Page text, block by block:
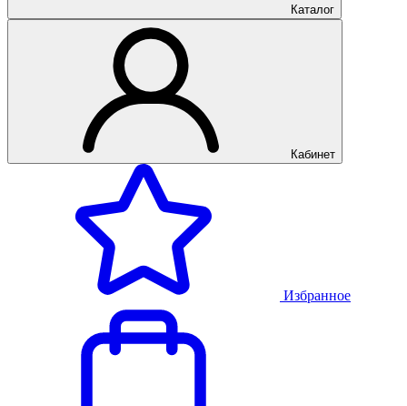
Каталог
Кабинет
Избранное